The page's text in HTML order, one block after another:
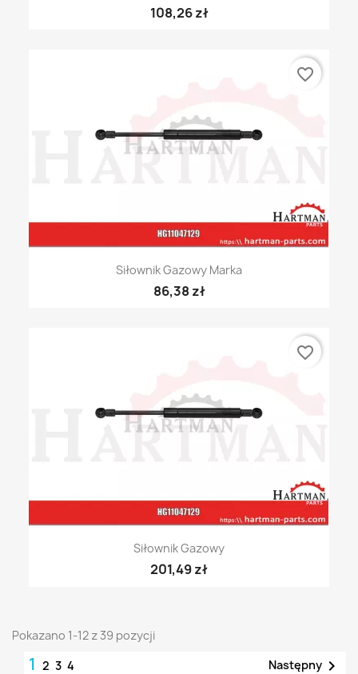
108,26 zł
Siłownik Gazowy Marka
86,38 zł
favorite_border
Siłownik Gazowy
201,49 zł
favorite_border
Pokazano 1-12 z 39 pozycji
1 2 3 4 Następny 